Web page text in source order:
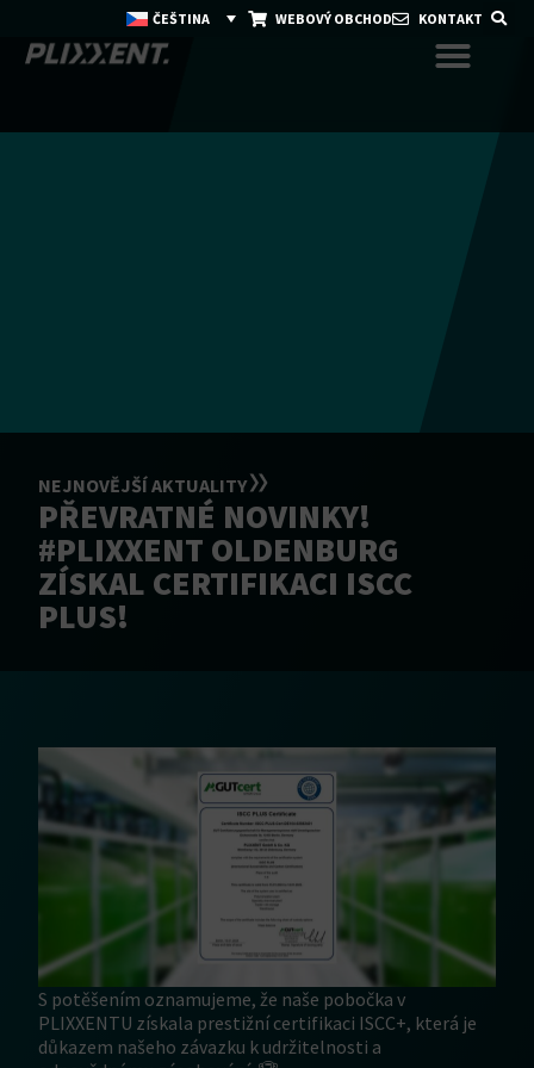
ČEŠTINA WEBOVÝ OBCHOD KONTAKT
NEJNOVĚJŠÍ AKTUALITY
PŘEVRATNÉ NOVINKY!
#PLIXXENT OLDENBURG
ZÍSKAL CERTIFIKACI ISCC
PLUS!
S potěšením oznamujeme, že naše pobočka v
PLIXXENTU získala prestižní certifikaci ISCC+, která je
důkazem našeho závazku k udržitelnosti a